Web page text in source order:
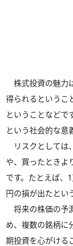
株式投資の魅力
得られるというこ
ということなどで
という社会的な意
リスクとしては
や、買ったときよ
です。たとえば、
円の損が出たとい
将来の株価の予
め、複数の銘柄に
期投資を心がける